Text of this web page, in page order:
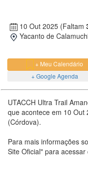
10 Out 2025 (Faltam
Yacanto de
+ Meu Calendário
+ Google Agenda
UTACCH Ultra Trail
que acontece em 10 Out
(Córdova).
Para mais informações
Site Oficial" para